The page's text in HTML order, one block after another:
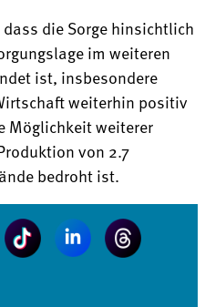
die Sorge hinsichtlich
im weiteren
ist, insbesondere
weiterhin positiv
Möglichkeit weiterer
von 2.7
bedroht ist.